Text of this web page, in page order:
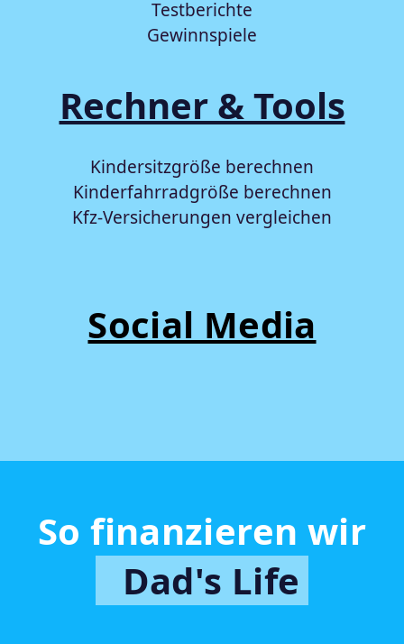
Testberichte
Gewinnspiele
Rechner & Tools
Kindersitzgröße berechnen
Kinderfahrradgröße berechnen
Kfz-Versicherungen vergleichen
Social Media
So finanzieren wir
Dad's Life